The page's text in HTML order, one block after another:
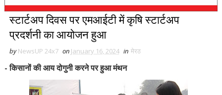
स्टार्टअप दिवस पर एमआईटी में कृषि स्टार्टअप
प्रदर्शनी का आयोजन हुआ
by NewsUP 24x7 on January 16, 2024 in मेरठ
-किसानों की आय दोगुनी करने पर हुआ मंथन